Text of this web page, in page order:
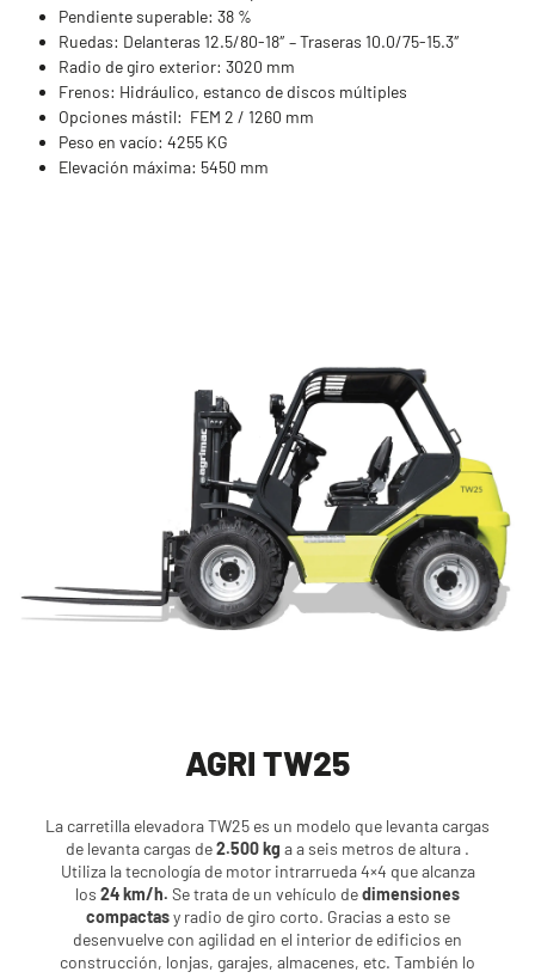
Pendiente superable: 38 %
Ruedas: Delanteras 12.5/80-18″ – Traseras 10.0/75-15.3″
Radio de giro exterior: 3020 mm
Frenos: Hidráulico, estanco de discos múltiples
Opciones mástil: FEM 2 / 1260 mm
Peso en vacío: 4255 KG
Elevación máxima: 5450 mm
AGRI TW25
La carretilla elevadora TW25 es un modelo que levanta cargas
de levanta cargas de2.500 kg a a seis metros de altura .
Utiliza la tecnología de motor intrarrueda 4×4 que alcanza
los 24 km/h. Se trata de un vehículo dedimensiones
compactasy radio de giro corto. Gracias a esto se
desenvuelve con agilidad en el interior de edificios en
construcción, lonjas, garajes, almacenes, etc. También lo